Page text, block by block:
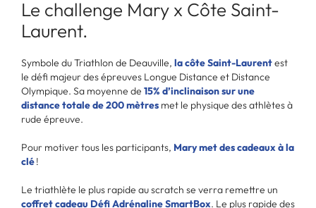
Le challenge Mary x Côte Saint-
Laurent.
Symbole du Triathlon de Deauville, la côte Saint-Laurentest
le défi majeur des épreuves Longue Distance et Distance
Olympique. Sa moyenne de 15% d’inclinaison sur une
distance totale de 200 mètres met le physique des athlètes à
rude épreuve.
Pour motiver tous les participants, Mary met des cadeaux à la
clé!
Le triathlète le plus rapide au scratch se verra remettre un
coffret cadeau Défi Adrénaline SmartBox. Le plus rapide des